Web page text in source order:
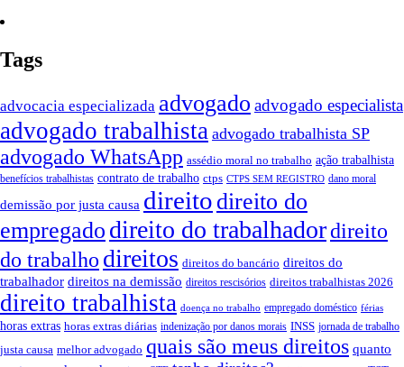
Tags
advocacia especializada advogado advogado especialista
advogado trabalhista advogado trabalhista SP
advogado WhatsApp assédio moral no trabalho ação trabalhista
benefícios trabalhistas contrato de trabalho ctps CTPS SEM REGISTRO dano moral
demissão por justa causa direito direito do
empregado direito do trabalhadordireito
do trabalho direitos direitos do bancário direitos do
trabalhador direitos na demissão direitos rescisórios direitos trabalhistas 2026
direito trabalhista doença no trabalho empregado doméstico férias
horas extras horas extras diárias indenização por danos morais INSS jornada de trabalho
justa causa melhor advogado quais são meus direitos quanto